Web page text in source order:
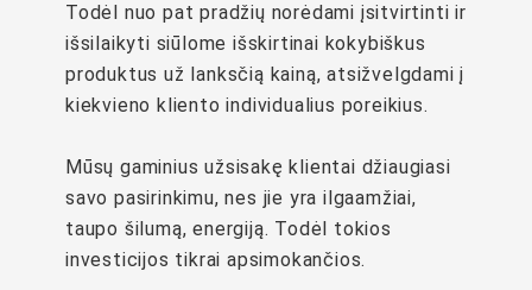
Todėl nuo pat pradžių norėdami įsitvirtinti ir
išsilaikyti siūlome išskirtinai kokybiškus
produktus už lanksčią kainą, atsižvelgdami į
kiekvieno kliento individualius poreikius.
Mūsų gaminius užsisakę klientai džiaugiasi
savo pasirinkimu, nes jie yra ilgaamžiai,
taupo šilumą, energiją. Todėl tokios
investicijos tikrai apsimokančios.